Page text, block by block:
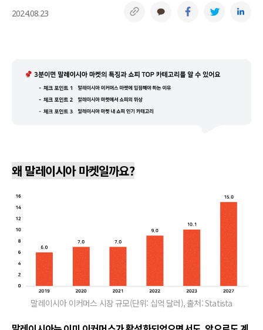
2024.08.23 링크복사 카카오톡 페이스북 트위터
왜 말레이시아 마켓일까요?
말레이시아 이커머스 시장 규모(단위: 십억 달러), 출처: Statista